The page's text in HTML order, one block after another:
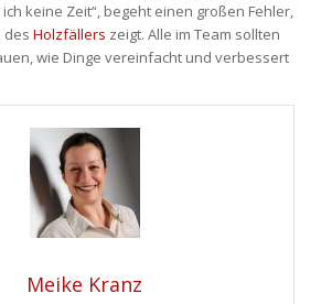
keine Zeit“, begeht einen großen Fehler,
des Holzfällers zeigt. Alle im Team sollten
wie Dinge vereinfacht und verbessert
Meike Kranz